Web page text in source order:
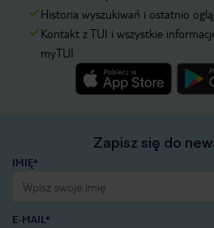
Historia wyszukiwań i ostatnio
Kontakt z TUI i wszystkie
myTUI
Zapisz się do
IMIĘ*
E-MAIL*